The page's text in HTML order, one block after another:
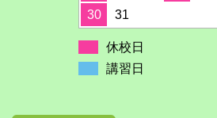
30
31
休校日
講習日